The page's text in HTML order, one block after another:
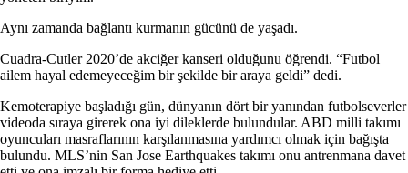
Aynı zamanda bağlantı kurmanın gücünü de yaşadı.
Cuadra-Cutler 2020’de akciğer kanseri olduğunu öğrendi. “Futbol
ailem hayal edemeyeceğim bir şekilde bir araya geldi” dedi.
Kemoterapiye başladığı gün, dünyanın dört bir yanından futbolseverler
videoda sıraya girerek ona iyi dileklerde bulundular. ABD milli takımı
oyuncuları masraflarının karşılanmasına yardımcı olmak için bağışta
bulundu. MLS’nin San Jose Earthquakes takımı onu antrenmana davet